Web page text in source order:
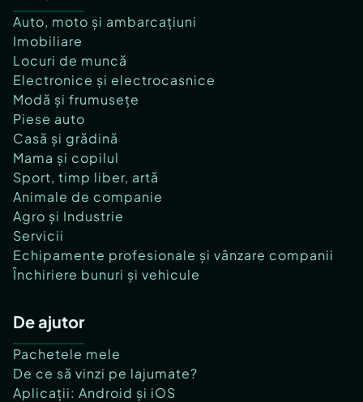
Auto, moto și ambarcațiuni
Imobiliare
Locuri de muncă
Electronice și electrocasnice
Modă și frumusețe
Piese auto
Casă și grădină
Mama și copilul
Sport, timp liber, artă
Animale de companie
Agro și Industrie
Servicii
Echipamente profesionale și vânzare companii
Închiriere bunuri și vehicule
De ajutor
Pachetele mele
De ce să vinzi pe lajumate?
Aplicații: Android și iOS